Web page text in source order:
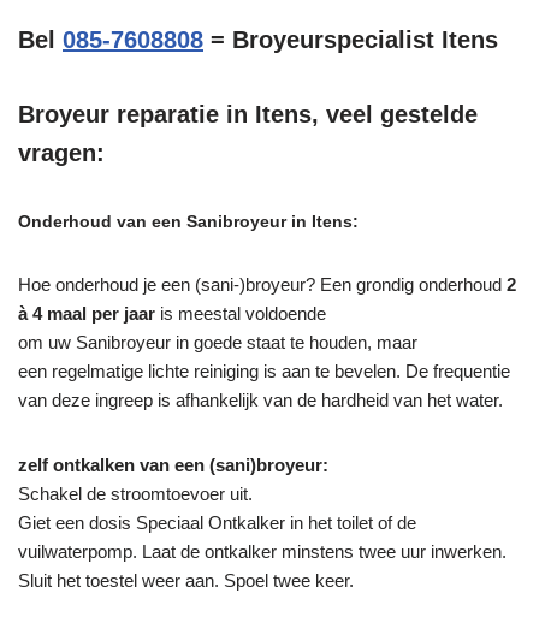
Bel 085-7608808 = Broyeurspecialist Itens
Broyeur reparatie in Itens, veel gestelde
vragen:
Onderhoud van een Sanibroyeur in Itens:
Hoe onderhoud je een (sani-)broyeur? Een grondig onderhoud 2
à 4 maal per jaar is meestal voldoende
om uw Sanibroyeur in goede staat te houden, maar
een regelmatige lichte reiniging is aan te bevelen. De frequentie
van deze ingreep is afhankelijk van de hardheid van het water.
zelf ontkalken van een (sani)broyeur:
Schakel de stroomtoevoer uit.
Giet een dosis Speciaal Ontkalker in het toilet of de
vuilwaterpomp. Laat de ontkalker minstens twee uur inwerken.
Sluit het toestel weer aan. Spoel twee keer.